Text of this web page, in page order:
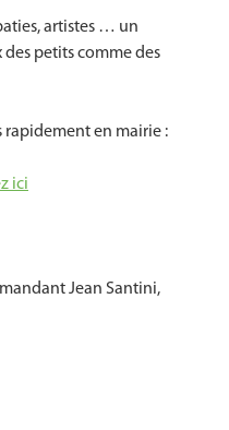
artistes … un
petits comme des
rapidement en mairie :
ici
Jean Santini,